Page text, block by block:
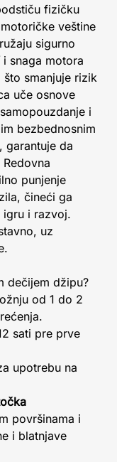
fizičku
veštine
sigurno
i snaga motora
smanjuje rizik
uče osnove
i
bezbednosnim
garantuje da
punjenje
čineći ga
igru i razvoj.
uz
dečijem džipu?
od 1 do 2
sati pre prve
upotrebu na
površinama i
i blatnjave